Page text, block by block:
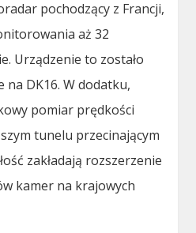
pochodzący z Francji,
aż 32
Urządzenie to zostało
na DK16. W dodatku,
pomiar prędkości
tunelu przecinającym
zakładają rozszerzenie
kamer na krajowych